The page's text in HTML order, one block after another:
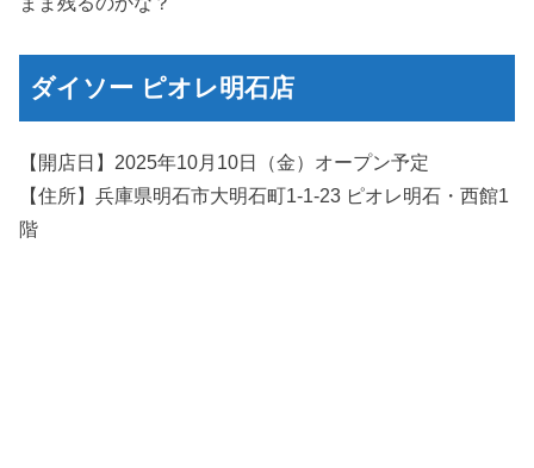
ダイソー ピオレ明石店
【開店日】2025年10月10日（金）オープン予定
【住所】兵庫県明石市大明石町1-1-23 ピオレ明石・西館1
階